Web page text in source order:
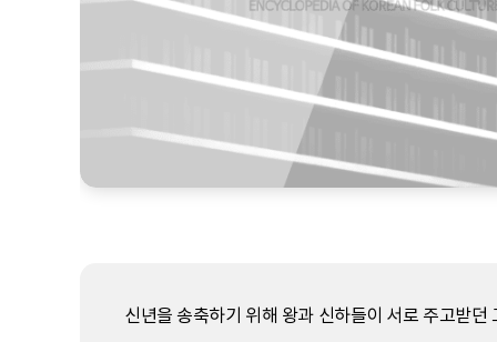
신년을 송축하기 위해 왕과 신하들이 서로 주고받던